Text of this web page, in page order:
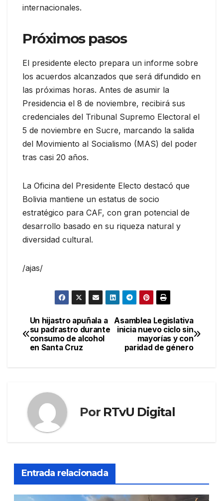
internacionales.
Próximos pasos
El presidente electo prepara un informe sobre
los acuerdos alcanzados que será difundido en
las próximas horas. Antes de asumir la
Presidencia el 8 de noviembre, recibirá sus
credenciales del Tribunal Supremo Electoral el
5 de noviembre en Sucre, marcando la salida
del Movimiento al Socialismo (MAS) del poder
tras casi 20 años.
La Oficina del Presidente Electo destacó que
Bolivia mantiene un estatus de socio
estratégico para CAF, con gran potencial de
desarrollo basado en su riqueza natural y
diversidad cultural.
/ajas/
Navegación
de
Asamblea Legislativa
inicia nuevo ciclo sin
mayorías y con
paridad de género
Un hijastro apuñala a
su padrastro durante
consumo de alcohol
en Santa Cruz
Por RTvU Digital
Entrada relacionada